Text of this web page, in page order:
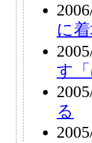
に
す「
る